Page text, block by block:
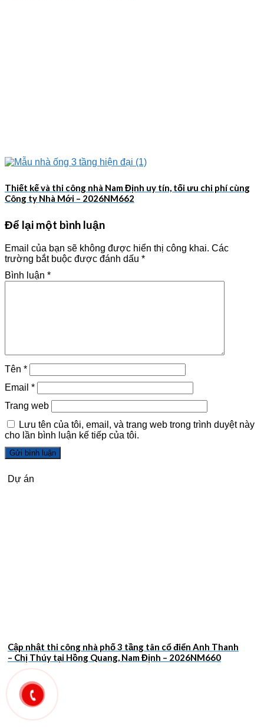
Thiết kế và thi công nhà Nam Định uy tín, tối ưu chi phí cùng
Công ty Nhà Mới – 2026NM662
Để lại một bình luận
Email của bạn sẽ không được hiển thị công khai. Các
trường bắt buộc được đánh dấu *
Bình luận *
Tên *
Email *
Trang web
Lưu tên của tôi, email, và trang web trong trình duyệt này
cho lần bình luận kế tiếp của tôi.
Dự án
Cập nhật thi công nhà phố 3 tầng tân cổ điển Anh Thanh
– Chị Thúy tại Hồng Quang, Nam Định – 2026NM660